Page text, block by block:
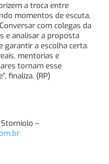
a troca entre
momentos de escuta,
com colegas da
e analisar a proposta
garantir a escolha certa.
mentorias e
tornam esse
finaliza. (RP)
–